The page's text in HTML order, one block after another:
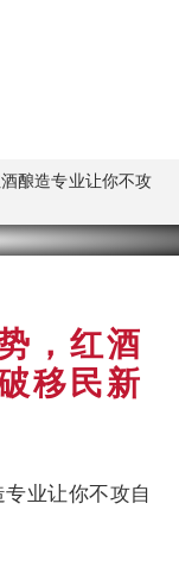
酿造专业让你不攻
，红酒
移民新